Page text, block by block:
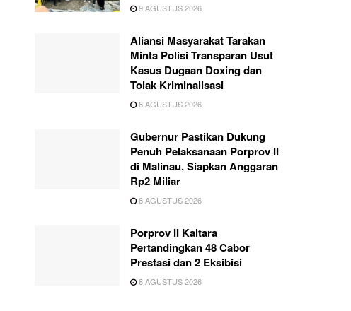
9 AGUSTUS 2026
Aliansi Masyarakat Tarakan
Minta Polisi Transparan Usut
Kasus Dugaan Doxing dan
Tolak Kriminalisasi
8 AGUSTUS 2026
Gubernur Pastikan Dukung
Penuh Pelaksanaan Porprov II
di Malinau, Siapkan Anggaran
Rp2 Miliar
8 AGUSTUS 2026
Porprov II Kaltara
Pertandingkan 48 Cabor
Prestasi dan 2 Eksibisi
8 AGUSTUS 2026